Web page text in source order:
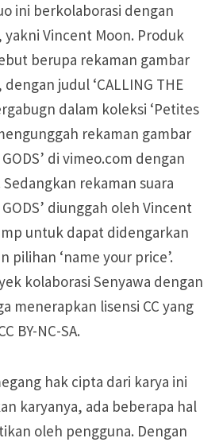
ini berkolaborasi dengan
yakni Vincent Moon. Produk
berupa rekaman gambar
judul ‘CALLING THE
dalam koleksi ‘Petites
rekaman gambar
GODS’ di vimeo.com dengan
Sedangkan rekaman suara
GODS’ diunggah oleh Vincent
untuk dapat didengarkan
pilihan ‘name your price’.
kolaborasi Senyawa dengan
menerapkan lisensi CC yang
BY-NC-SA.
hak cipta dari karya ini
karyanya, ada beberapa hal
oleh pengguna. Dengan